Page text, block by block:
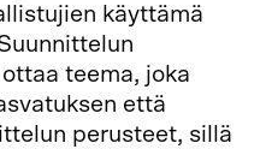
käyttämä
teema, joka
että
perusteet, sillä